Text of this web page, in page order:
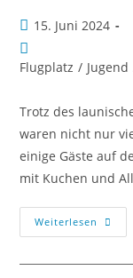
15. Juni 2024
Flugplatz / Jugend
Trotz des
waren nicht nur
einige Gäste auf
mit Kuchen und
Weiterlesen